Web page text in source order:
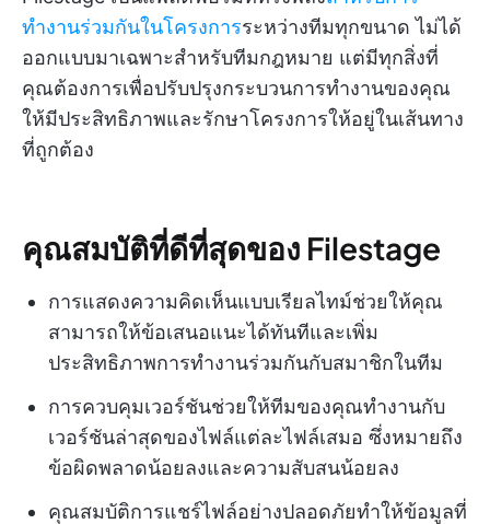
ทำงานร่วมกันในโครงการระหว่างทีมทุกขนาด ไม่ได้
ออกแบบมาเฉพาะสำหรับทีมกฎหมาย แต่มีทุกสิ่งที่
คุณต้องการเพื่อปรับปรุงกระบวนการทำงานของคุณ
ให้มีประสิทธิภาพและรักษาโครงการให้อยู่ในเส้นทาง
ที่ถูกต้อง
คุณสมบัติที่ดีที่สุดของ Filestage
การแสดงความคิดเห็นแบบเรียลไทม์ช่วยให้คุณ
สามารถให้ข้อเสนอแนะได้ทันทีและเพิ่ม
ประสิทธิภาพการทำงานร่วมกันกับสมาชิกในทีม
การควบคุมเวอร์ชันช่วยให้ทีมของคุณทำงานกับ
เวอร์ชันล่าสุดของไฟล์แต่ละไฟล์เสมอ ซึ่งหมายถึง
ข้อผิดพลาดน้อยลงและความสับสนน้อยลง
คุณสมบัติการแชร์ไฟล์อย่างปลอดภัยทำให้ข้อมูลที่